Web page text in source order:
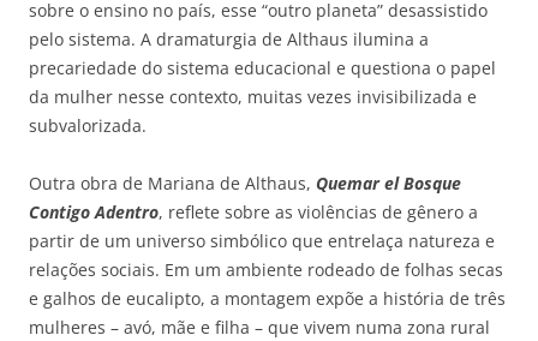
sobre o ensino no país, esse “outro planeta” desassistido
pelo sistema. A dramaturgia de Althaus ilumina a
precariedade do sistema educacional e questiona o papel
da mulher nesse contexto, muitas vezes invisibilizada e
subvalorizada.
Outra obra de Mariana de Althaus, Quemar el Bosque
Contigo Adentro, reflete sobre as violências de gênero a
partir de um universo simbólico que entrelaça natureza e
relações sociais. Em um ambiente rodeado de folhas secas
e galhos de eucalipto, a montagem expõe a história de três
mulheres – avó, mãe e filha – que vivem numa zona rural